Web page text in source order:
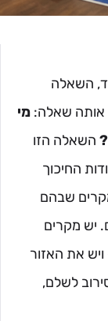
השאלה
אותה שאלה: מי
השאלה הזו
החיכוך
מקרים שבהם
יש מקרים
ויש את האזור
לשלם,